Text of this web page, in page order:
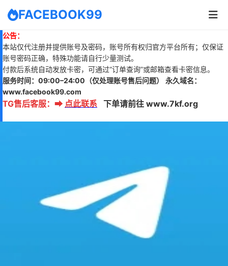
FACEBOOK99
公告：
本站仅代注册并提供账号及密码，账号所有权归官方平台所有；仅保证
账号密码正确，特殊功能请自行少量测试。
付款后系统自动发放卡密，可通过“订单查询”或邮箱查看卡密信息。
服务时间： 09:00–24:00 （仅处理账号售后问题）
永久域名：
www.facebook99.com
TG售后客服： ➡ 点此联系 下单请前往 www.7kf.org